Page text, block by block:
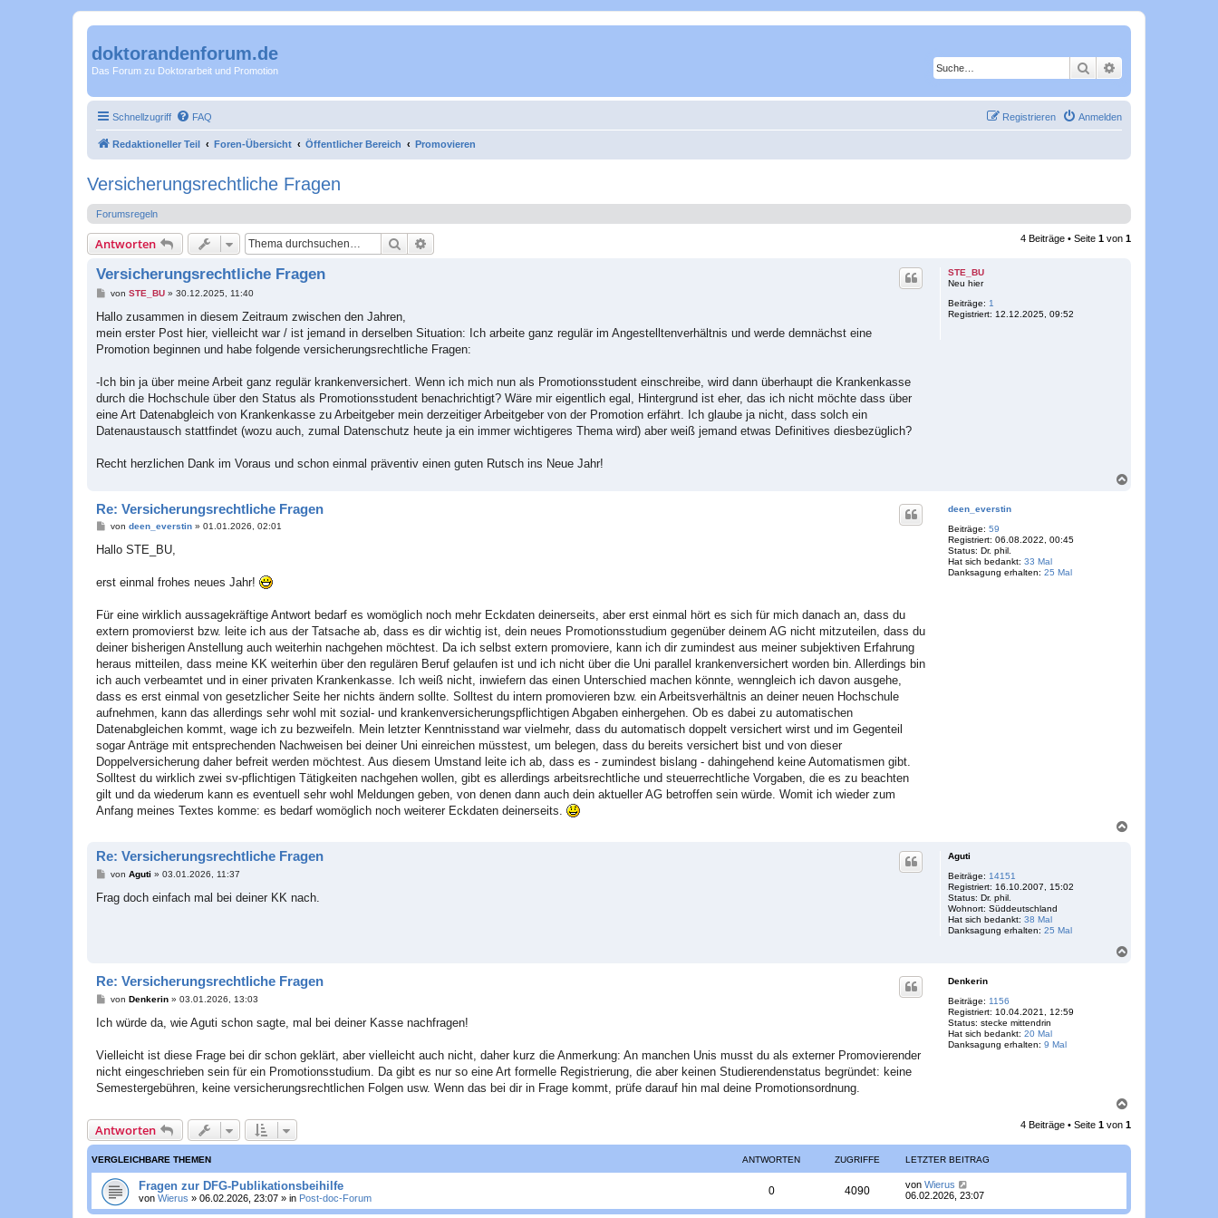
doktorandenforum.de
Das Forum zu Doktorarbeit und Promotion Suche
Schnellzugriff FAQ Anmelden
Registrieren
Redaktioneller Teil Foren-Übersicht Öffentlicher Bereich Promovieren
Versicherungsrechtliche Fragen
Forumsregeln
Antworten Suche 4 Beiträge • Seite 1 von 1
STE_BU
Neu hier
Beiträge: 1
Registriert: 12.12.2025, 09:52
Versicherungsrechtliche Fragen
B
i
r
a
von STE_BU» 30.12.2025, 11:40
Hallo zusammen in diesem Zeitraum zwischen den Jahren,
mein erster Post hier, vielleicht war / ist jemand in derselben Situation: Ich arbeite ganz regulär im Angestelltenverhältnis und werde demnächst eine
Promotion beginnen und habe folgende versicherungsrechtliche Fragen:
-Ich bin ja über meine Arbeit ganz regulär krankenversichert. Wenn ich mich nun als Promotionsstudent einschreibe, wird dann überhaupt die Krankenkasse
durch die Hochschule über den Status als Promotionsstudent benachrichtigt? Wäre mir eigentlich egal, Hintergrund ist eher, das ich nicht möchte dass über
eine Art Datenabgleich von Krankenkasse zu Arbeitgeber mein derzeitiger Arbeitgeber von der Promotion erfährt. Ich glaube ja nicht, dass solch ein
Datenaustausch stattfindet (wozu auch, zumal Datenschutz heute ja ein immer wichtigeres Thema wird) aber weiß jemand etwas Definitives diesbezüglich?
Recht herzlichen Dank im Voraus und schon einmal präventiv einen guten Rutsch ins Neue Jahr!
deen_everstin
Beiträge: 59
Registriert: 06.08.2022, 00:45
Status: Dr. phil.
Hat sich bedankt: 33 Mal
Danksagung erhalten: 25 Mal
Re: Versicherungsrechtliche Fragen
B
i
a
von deen_everstin» 01.01.2026, 02:01
Hallo STE_BU,
erst einmal frohes neues Jahr!
Für eine wirklich aussagekräftige Antwort bedarf es womöglich noch mehr Eckdaten deinerseits, aber erst einmal hört es sich für mich danach an, dass du
extern promovierst bzw. leite ich aus der Tatsache ab, dass es dir wichtig ist, dein neues Promotionsstudium gegenüber deinem AG nicht mitzuteilen, dass du
deiner bisherigen Anstellung auch weiterhin nachgehen möchtest. Da ich selbst extern promoviere, kann ich dir zumindest aus meiner subjektiven Erfahrung
heraus mitteilen, dass meine KK weiterhin über den regulären Beruf gelaufen ist und ich nicht über die Uni parallel krankenversichert worden bin. Allerdings bin
ich auch verbeamtet und in einer privaten Krankenkasse. Ich weiß nicht, inwiefern das einen Unterschied machen könnte, wenngleich ich davon ausgehe,
dass es erst einmal von gesetzlicher Seite her nichts ändern sollte. Solltest du intern promovieren bzw. ein Arbeitsverhältnis an deiner neuen Hochschule
aufnehmen, kann das allerdings sehr wohl mit sozial- und krankenversicherungspflichtigen Abgaben einhergehen. Ob es dabei zu automatischen
Datenabgleichen kommt, wage ich zu bezweifeln. Mein letzter Kenntnisstand war vielmehr, dass du automatisch doppelt versichert wirst und im Gegenteil
sogar Anträge mit entsprechenden Nachweisen bei deiner Uni einreichen müsstest, um belegen, dass du bereits versichert bist und von dieser
Doppelversicherung daher befreit werden möchtest. Aus diesem Umstand leite ich ab, dass es - zumindest bislang - dahingehend keine Automatismen gibt.
Solltest du wirklich zwei sv-pflichtigen Tätigkeiten nachgehen wollen, gibt es allerdings arbeitsrechtliche und steuerrechtliche Vorgaben, die es zu beachten
gilt und da wiederum kann es eventuell sehr wohl Meldungen geben, von denen dann auch dein aktueller AG betroffen sein würde. Womit ich wieder zum
Anfang meines Textes komme: es bedarf womöglich noch weiterer Eckdaten deinerseits.
Aguti
Beiträge: 14151
Registriert: 16.10.2007, 15:02
Status: Dr. phil.
Wohnort: Süddeutschland
Hat sich bedankt: 38 Mal
Danksagung erhalten: 25 Mal
Re: Versicherungsrechtliche Fragen
B
i
von Aguti » 03.01.2026, 11:37
Frag doch einfach mal bei deiner KK nach.
Denkerin
Beiträge: 1156
Registriert: 10.04.2021, 12:59
Status: stecke mittendrin
Hat sich bedankt: 20 Mal
Danksagung erhalten: 9 Mal
Re: Versicherungsrechtliche Fragen
B
i
a
von Denkerin» 03.01.2026, 13:03
Ich würde da, wie Aguti schon sagte, mal bei deiner Kasse nachfragen!
Vielleicht ist diese Frage bei dir schon geklärt, aber vielleicht auch nicht, daher kurz die Anmerkung: An manchen Unis musst du als externer Promovierender
nicht eingeschrieben sein für ein Promotionsstudium. Da gibt es nur so eine Art formelle Registrierung, die aber keinen Studierendenstatus begründet: keine
Semestergebühren, keine versicherungsrechtlichen Folgen usw. Wenn das bei dir in Frage kommt, prüfe darauf hin mal deine Promotionsordnung.
c
o
Antworten 4 Beiträge • Seite 1 von 1
VERGLEICHBARE THEMEN ANTWORTEN ZUGRIFFE LETZTER BEITRAG
Fragen zur DFG-Publikationsbeihilfe
von Wierus » 06.02.2026, 23:07 » in Post-doc-Forum
0A
n
4090Z
u
L
e
z
von Wierus
06.02.2026, 23:07